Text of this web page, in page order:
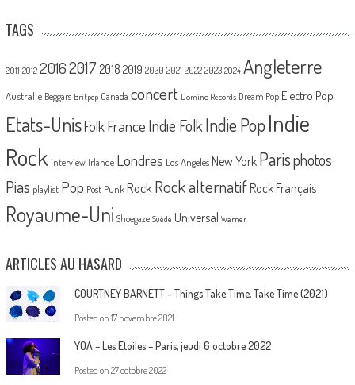
TAGS
2011 2012 20162017 2018 2019 2020 2021 2022 2023 2024 Angleterre
Australie Beggars Britpop Canada concert Domino Records Dream Pop Electro Pop
Etats-UnisFolk France Indie FolkIndie PopIndie
Rock interview Irlande Londres Los Angeles New York Parisphotos
Pias playlist Pop Post Punk Rock Rock alternatif Rock Français
Royaume-Uni Shoegaze Suède Universal Warner
ARTICLES AU HASARD
COURTNEY BARNETT – Things Take Time, Take Time (2021)
Posted on 17 novembre 2021
YOA – Les Etoiles – Paris, jeudi 6 octobre 2022
Posted on 27 octobre 2022